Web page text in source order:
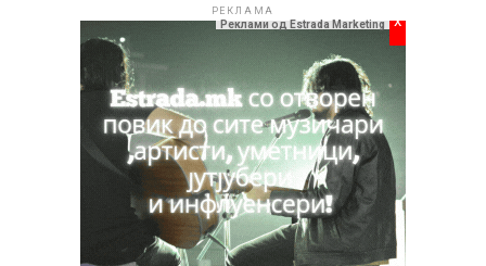
РЕКЛАМА
Реклами од Estrada Marketing x